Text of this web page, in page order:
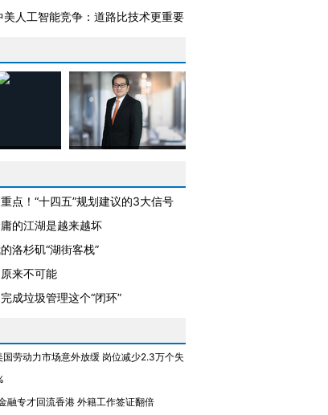
万
3种
视线｜被称为“蟑螂”的印
度Z世代 用街头抗争将教
视线｜“入侵”还是“人道危
机”？难民潮撕裂西班牙
美人工智能竞争：道路比技术更重要
点！“十四五”规划建议的3大信号
的江湖是越来越坏
洛杉矶“湖街客栈”
来不可能
完成垃圾管理这个“闭环”
国劳动力市场意外放缓 岗位减少2.3万个失
融专才回流香港 外籍工作签证翻倍